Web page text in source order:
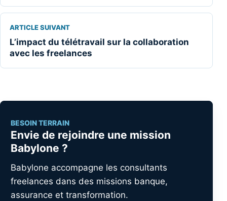
ARTICLE SUIVANT
L’impact du télétravail sur la collaboration
avec les freelances
BESOIN TERRAIN
Envie de rejoindre une mission
Babylone ?
Babylone accompagne les consultants
freelances dans des missions banque,
assurance et transformation.